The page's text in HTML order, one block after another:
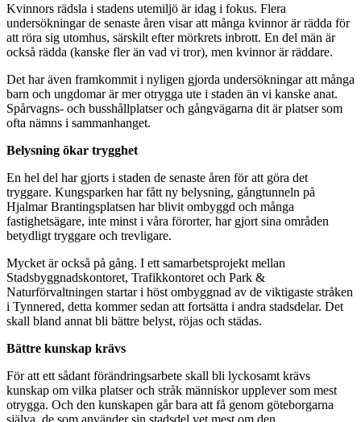
Kvinnors rädsla i stadens utemiljö är idag i fokus. Flera
undersökningar de senaste åren visar att många kvinnor är rädda för
att röra sig utomhus, särskilt efter mörkrets inbrott. En del män är
också rädda (kanske fler än vad vi tror), men kvinnor är räddare.
Det har även framkommit i nyligen gjorda undersökningar att många
barn och ungdomar är mer otrygga ute i staden än vi kanske anat.
Spårvagns- och busshållplatser och gångvägarna dit är platser som
ofta nämns i sammanhanget.
Belysning ökar trygghet
En hel del har gjorts i staden de senaste åren för att göra det
tryggare. Kungsparken har fått ny belysning, gångtunneln på
Hjalmar Brantingsplatsen har blivit ombyggd och många
fastighetsägare, inte minst i våra förorter, har gjort sina områden
betydligt tryggare och trevligare.
Mycket är också på gång. I ett samarbetsprojekt mellan
Stadsbyggnadskontoret, Trafikkontoret och Park &
Naturförvaltningen startar i höst ombyggnad av de viktigaste stråken
i Tynnered, detta kommer sedan att fortsätta i andra stadsdelar. Det
skall bland annat bli bättre belyst, röjas och städas.
Bättre kunskap krävs
För att ett sådant förändringsarbete skall bli lyckosamt krävs
kunskap om vilka platser och stråk människor upplever som mest
otrygga. Och den kunskapen går bara att få genom göteborgarna
själva, de som använder sin stadsdel vet mest om den.